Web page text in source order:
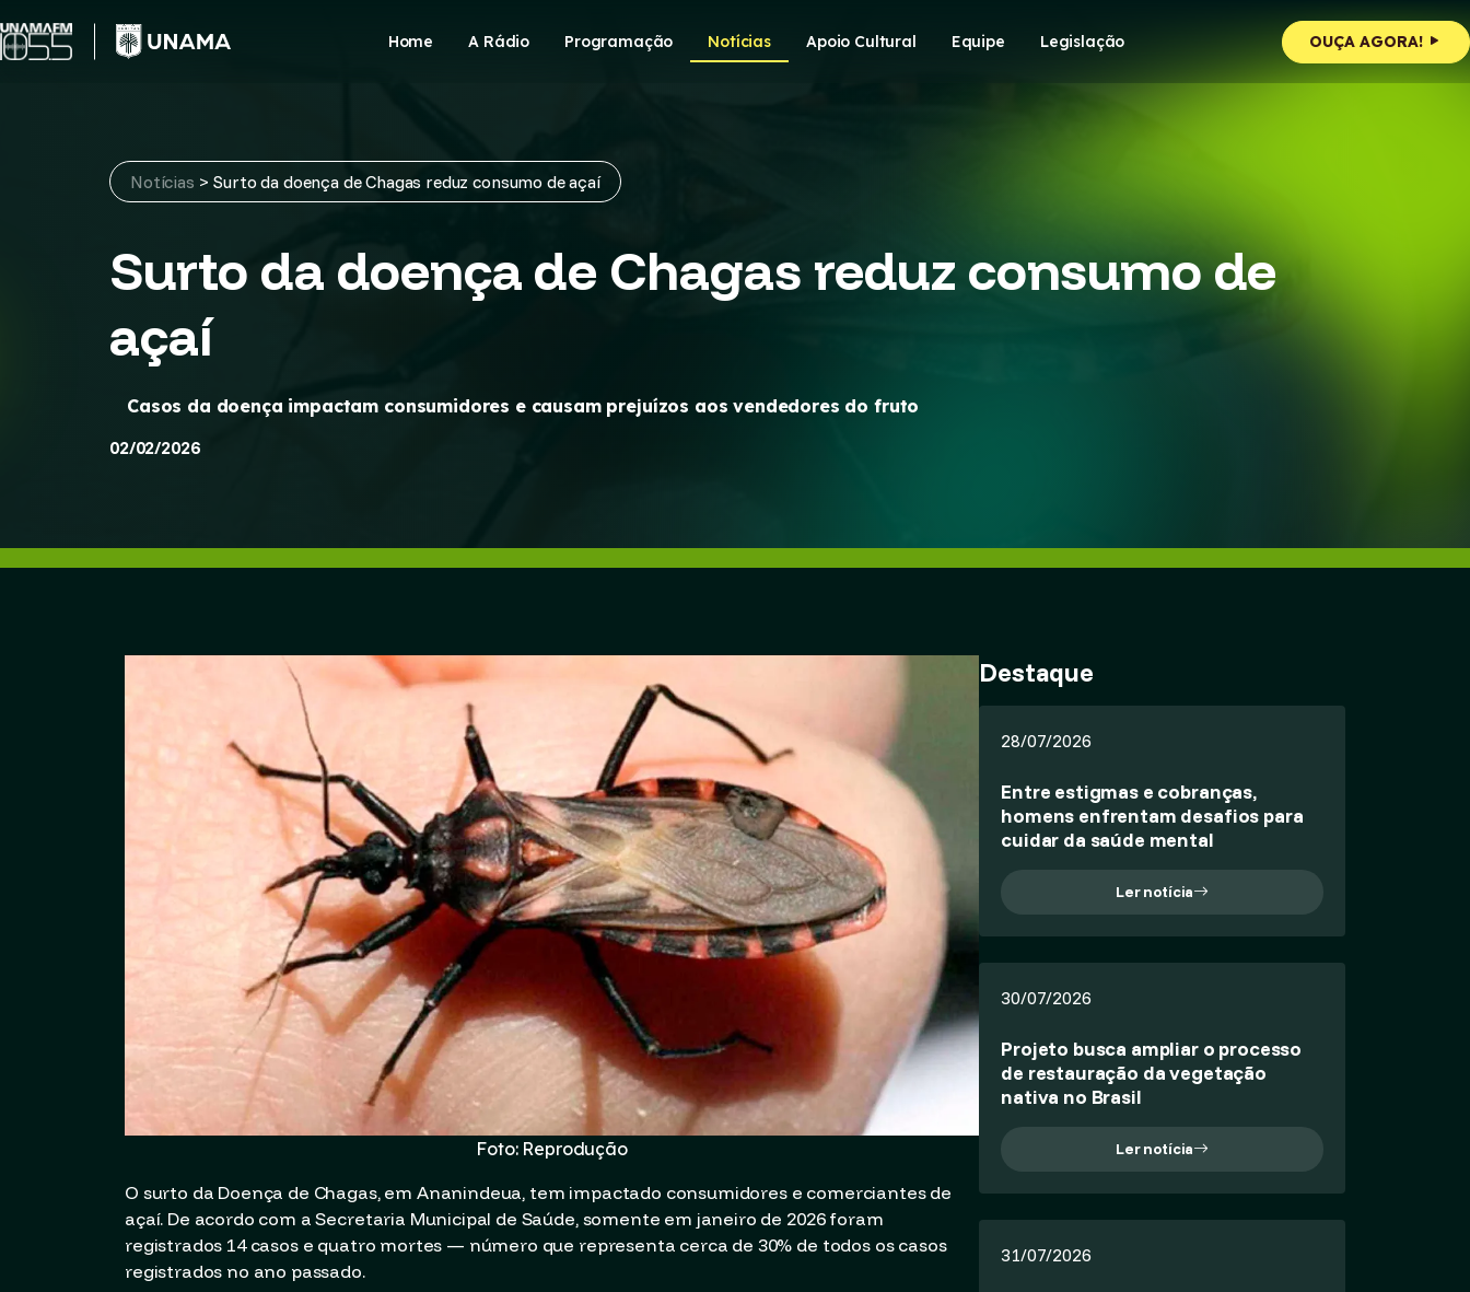
to
content
Home A Rádio Programação Notícias Apoio Cultural Equipe Legislação OUÇA AGORA!
Notícias > Surto da doença de Chagas reduz consumo de açaí
Surto da doença de Chagas reduz consumo de
açaí
Casos da doença impactam consumidores e causam prejuízos aos vendedores do fruto
02/02/2026
Foto: Reprodução
O surto da Doença de Chagas, em Ananindeua, tem impactado consumidores e comerciantes de
açaí. De acordo com a Secretaria Municipal de Saúde, somente em janeiro de 2026 foram
registrados 14 casos e quatro mortes — número que representa cerca de 30% de todos os casos
registrados no ano passado.
Destaque
28/07/2026
Entre estigmas e cobranças,
homens enfrentam desafios para
cuidar da saúde mental
Ler notícia
30/07/2026
Projeto busca ampliar o processo
de restauração da vegetação
nativa no Brasil
Ler notícia
31/07/2026